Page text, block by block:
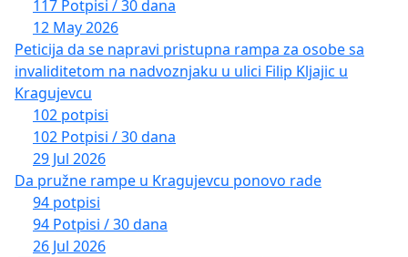
117 Potpisi / 30 dana
12 May 2026
Peticija da se napravi pristupna rampa za osobe sa
invaliditetom na nadvoznjaku u ulici Filip Kljajic u
Kragujevcu
102 potpisi
102 Potpisi / 30 dana
29 Jul 2026
Da pružne rampe u Kragujevcu ponovo rade
94 potpisi
94 Potpisi / 30 dana
26 Jul 2026